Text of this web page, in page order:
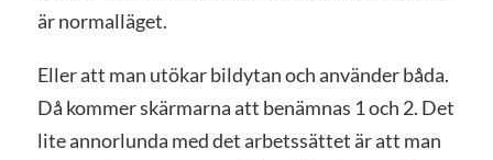
är normalläget.
Eller att man utökar bildytan och använder båda.
Då kommer skärmarna att benämnas 1 och 2. Det
lite annorlunda med det arbetssättet är att man